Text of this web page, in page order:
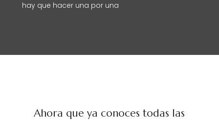
hay que hacer una por una
Ahora que ya conoces todas las